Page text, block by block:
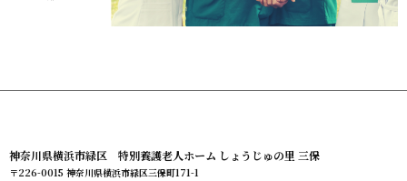
神奈川県横浜市緑区 特別養護老人ホーム しょうじゅの里 三保
〒226-0015 神奈川県横浜市緑区三保町171-1